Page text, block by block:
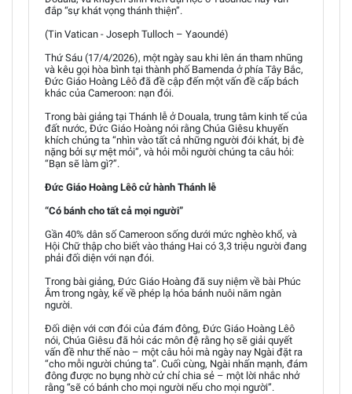
đắp “sự khát vọng thánh thiện”.
(Tin Vatican - Joseph Tulloch – Yaoundé)
Thứ Sáu (17/4/2026), một ngày sau khi lên án tham nhũng
và kêu gọi hòa bình tại thành phố Bamenda ở phía Tây Bắc,
Đức Giáo Hoàng Lêô đã đề cập đến một vấn đề cấp bách
khác của Cameroon: nạn đói.
Trong bài giảng tại Thánh lễ ở Douala, trung tâm kinh tế của
đất nước, Đức Giáo Hoàng nói rằng Chúa Giêsu khuyến
khích chúng ta “nhìn vào tất cả những người đói khát, bị đè
nặng bởi sự mệt mỏi”, và hỏi mỗi người chúng ta câu hỏi:
“Bạn sẽ làm gì?”.
Đức Giáo Hoàng Lêô cử hành Thánh lễ
“Có bánh cho tất cả mọi người”
Gần 40% dân số Cameroon sống dưới mức nghèo khổ, và
Hội Chữ thập cho biết vào tháng Hai có 3,3 triệu người đang
phải đối diện với nạn đói.
Trong bài giảng, Đức Giáo Hoàng đã suy niệm về bài Phúc
Âm trong ngày, kể về phép lạ hóa bánh nuôi năm ngàn
người.
Đối diện với cơn đói của đám đông, Đức Giáo Hoàng Lêô
nói, Chúa Giêsu đã hỏi các môn đệ rằng họ sẽ giải quyết
vấn đề như thế nào – một câu hỏi mà ngày nay Ngài đặt ra
“cho mỗi người chúng ta”. Cuối cùng, Ngài nhấn mạnh, đám
đông được no bụng nhờ cử chỉ chia sẻ – một lời nhắc nhở
rằng “sẽ có bánh cho mọi người nếu cho mọi người”.